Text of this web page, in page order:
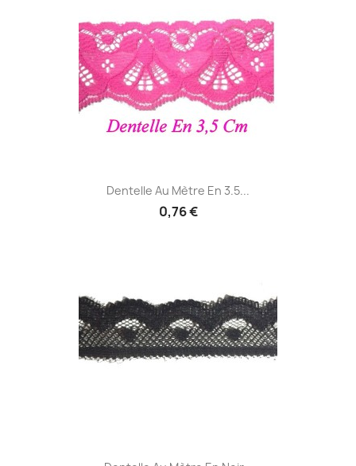
Dentelle Au Mètre En 3.5...
0,76 €